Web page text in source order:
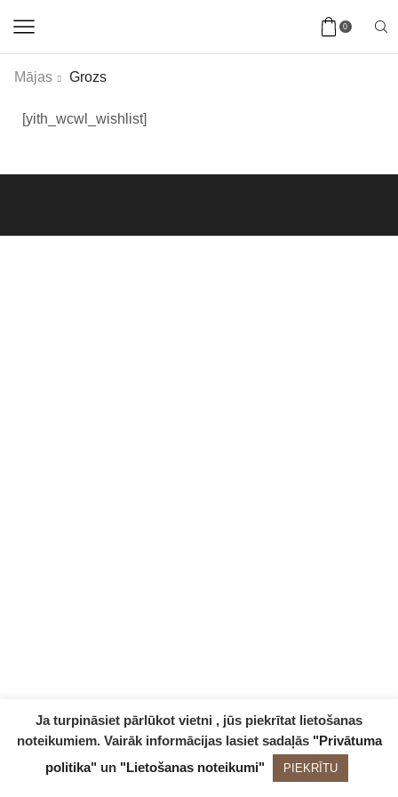
0
Mājas Grozs
[yith_wcwl_wishlist]
Ja turpināsiet pārlūkot vietni , jūs piekrītat lietošanas
noteikumiem. Vairāk informācijas lasiet sadaļās "Privātuma
politika" un "Lietošanas noteikumi" PIEKRĪTU